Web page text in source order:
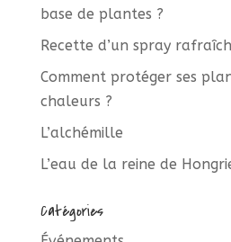
base de plantes ?
Recette d’un spray
Comment protéger ses
chaleurs ?
L’alchémille
L’eau de la reine de
Catégories